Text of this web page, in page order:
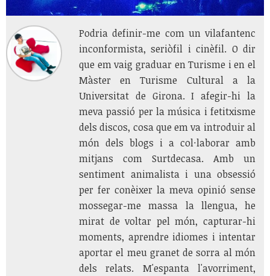
Podria definir-me com un vilafantenc
inconformista, seriòfil i cinèfil. O dir
que em vaig graduar en Turisme i en el
Màster en Turisme Cultural a la
Universitat de Girona. I afegir-hi la
meva passió per la música i fetitxisme
dels discos, cosa que em va introduir al
món dels blogs i a col·laborar amb
mitjans com Surtdecasa. Amb un
sentiment animalista i una obsessió
per fer conèixer la meva opinió sense
mossegar-me massa la llengua, he
mirat de voltar pel món, capturar-hi
moments, aprendre idiomes i intentar
aportar el meu granet de sorra al món
dels relats. M'espanta l'avorriment,